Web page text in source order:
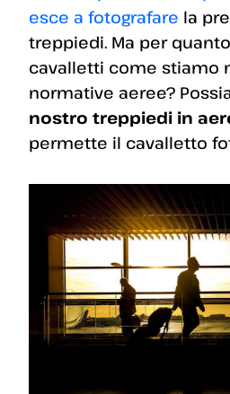
esce a fotografare la
treppiedi. Ma per
cavalletti come stiamo
normative aeree?
nostro treppiedi in
permette il cavalletto